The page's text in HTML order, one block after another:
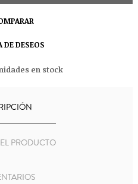
DE DESEOS
en stock
PRODUCTO